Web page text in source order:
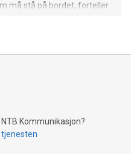
må stå på bordet, forteller
Kommunikasjon?